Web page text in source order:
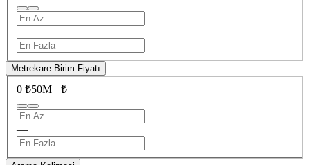
—
Metrekare Birim Fiyatı
0 ₺50M+ ₺
—